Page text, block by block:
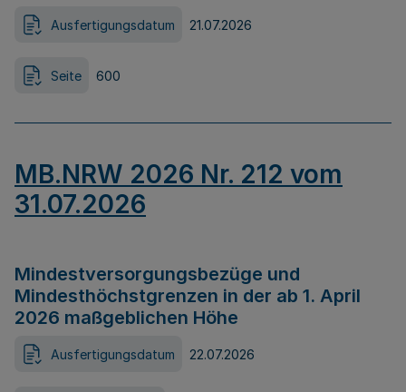
Ausfertigungsdatum 21.07.2026
Seite 600
MB.NRW 2026 Nr. 212 vom
31.07.2026
Mindestversorgungsbezüge und
Mindesthöchstgrenzen in der ab 1. April
2026 maßgeblichen Höhe
Ausfertigungsdatum 22.07.2026